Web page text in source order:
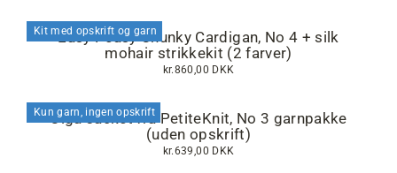
Kit med opskrift og garn
Easy Peasy Chunky Cardigan, No 4 + silk
mohair strikkekit (2 farver)
kr.860,00 DKK
Kun garn, ingen opskrift
Olga Jacket fra PetiteKnit, No 3 garnpakke
(uden opskrift)
kr.639,00 DKK